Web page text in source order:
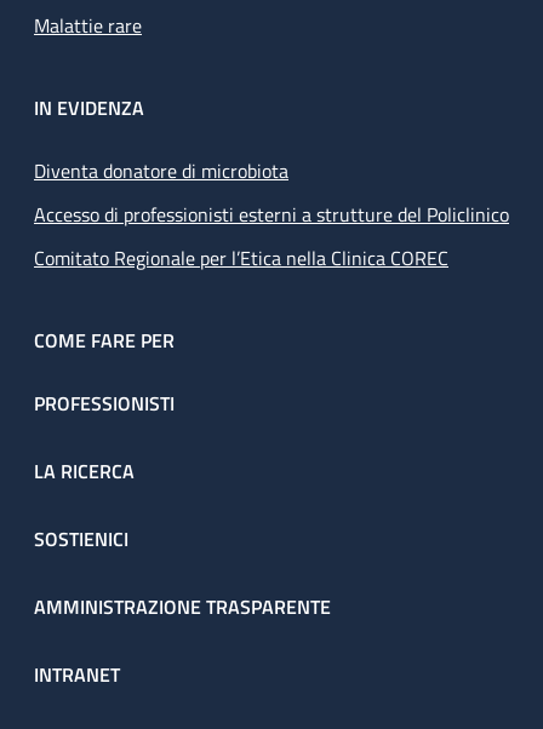
Malattie rare
IN EVIDENZA
Diventa donatore di microbiota
Accesso di professionisti esterni a strutture del Policlinico
Comitato Regionale per l’Etica nella Clinica COREC
COME FARE PER
PROFESSIONISTI
LA RICERCA
SOSTIENICI
AMMINISTRAZIONE TRASPARENTE
INTRANET